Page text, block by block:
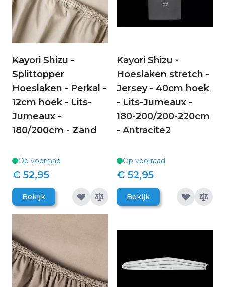
Kayori Shizu -
Splittopper
Hoeslaken - Perkal -
12cm hoek - Lits-
Jumeaux -
180/200cm - Zand
Op voorraad
€ 52,95
Bekijk
Kayori Shizu -
Hoeslaken stretch -
Jersey - 40cm hoek
- Lits-Jumeaux -
180-200/200-220cm
- Antracite2
Op voorraad
€ 52,95
Bekijk